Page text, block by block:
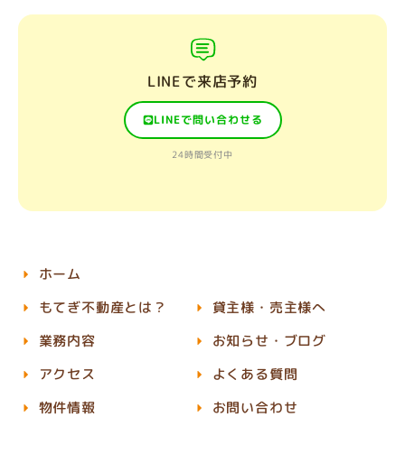
LINEで来店予約
LINEで問い合わせる
24時間受付中
ホーム
もてぎ不動産とは？
業務内容
アクセス
物件情報
貸主様・売主様へ
お知らせ・ブログ
よくある質問
お問い合わせ